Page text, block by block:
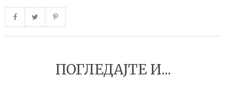
ПОГЛЕДАЈТЕ И...